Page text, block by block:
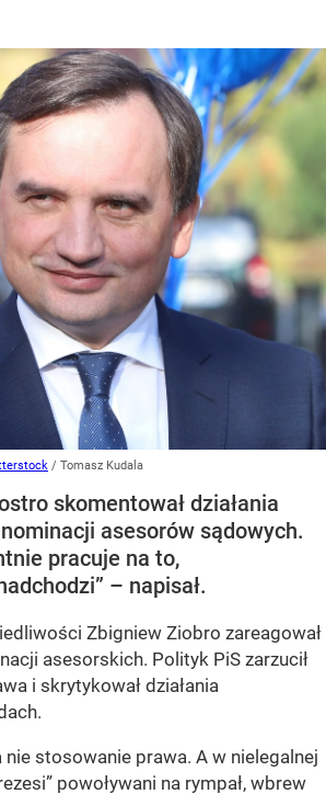
/ Tomasz Kudala
skomentował działania
asesorów sądowych.
pracuje na to,
– napisał.
Zbigniew Ziobro zareagował
asesorskich. Polityk PiS zarzucił
i skrytykował działania
nie stosowanie prawa. A w nielegalnej
powoływani na rympał, wbrew